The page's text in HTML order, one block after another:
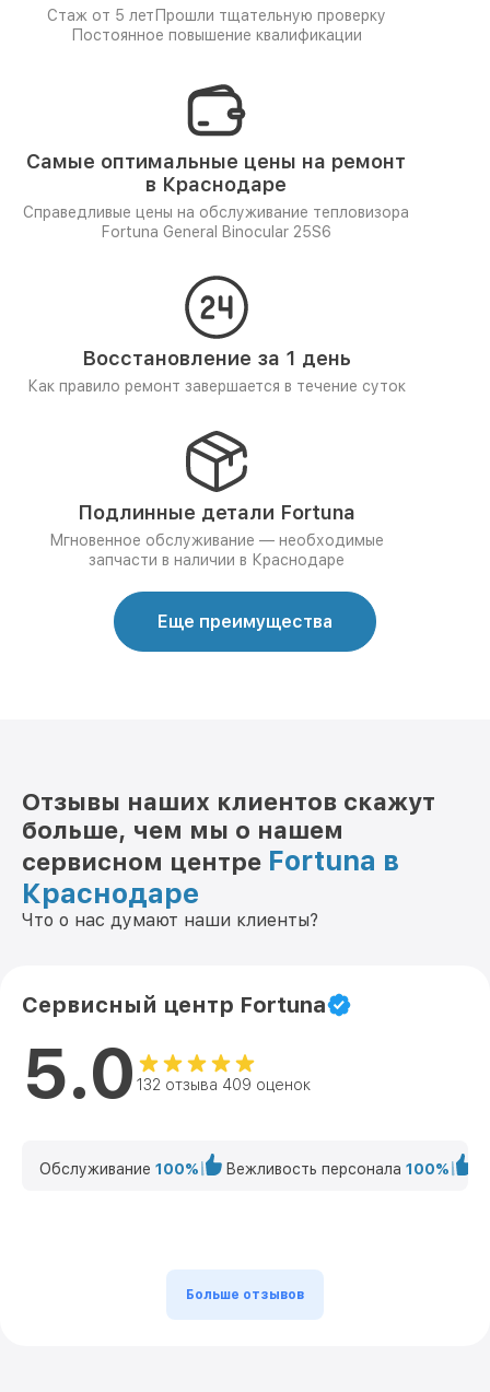
Стаж от 5 лет Прошли тщательную проверку
Постоянное повышение квалификации
Самые оптимальные цены на ремонт
в Краснодаре
Справедливые цены на обслуживание тепловизора
Fortuna General Binocular 25S6
Восстановление за 1 день
Как правило ремонт завершается в течение суток
Подлинные детали Fortuna
Мгновенное обслуживание — необходимые
запчасти в наличии в Краснодаре
Еще преимущества
Отзывы наших клиентов скажут
больше, чем мы о нашем
сервисном центре Fortuna в
Краснодаре
Что о нас думают наши клиенты?
Сервисный центр Fortuna
5.0 132 отзыва 409 оценок
Обслуживание 100% Вежливость персонала 100%
Больше отзывов